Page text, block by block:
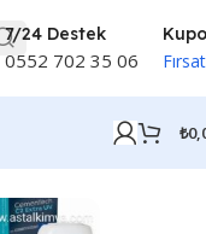
7/24 Destek
0552 702 35 06
₺